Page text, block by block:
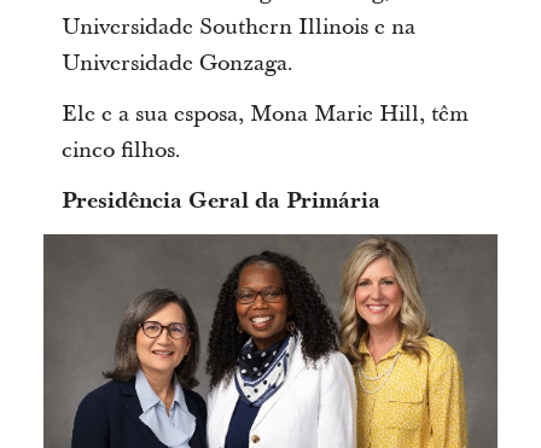
Universidade Southern Illinois e na
Universidade Gonzaga.
Ele e a sua esposa, Mona Marie Hill, têm
cinco filhos.
Presidência Geral da Primária